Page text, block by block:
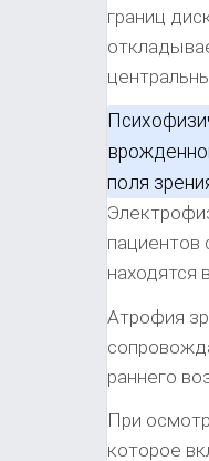
границ
поля
пациентов
находятся
Атрофия
раннего
При
которое